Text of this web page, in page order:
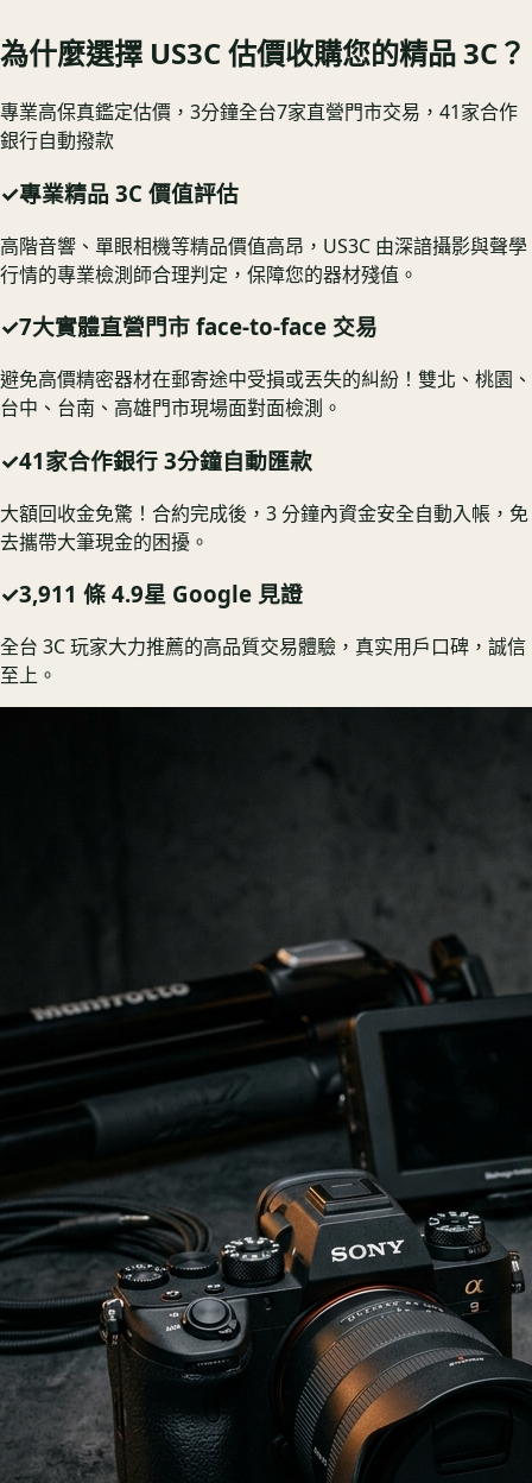
為什麼選擇 US3C 估價收購您的精品 3C？
專業高保真鑑定估價，3分鐘全台7家直營門市交易，41家合作
銀行自動撥款
✓專業精品 3C 價值評估
高階音響、單眼相機等精品價值高昂，US3C 由深諳攝影與聲學
行情的專業檢測師合理判定，保障您的器材殘值。
✓7大實體直營門市 face-to-face 交易
避免高價精密器材在郵寄途中受損或丟失的糾紛！雙北、桃園、
台中、台南、高雄門市現場面對面檢測。
✓41家合作銀行 3分鐘自動匯款
大額回收金免驚！合約完成後，3 分鐘內資金安全自動入帳，免
去攜帶大筆現金的困擾。
✓3,911 條 4.9星 Google 見證
全台 3C 玩家大力推薦的高品質交易體驗，真实用戶口碑，誠信
至上。